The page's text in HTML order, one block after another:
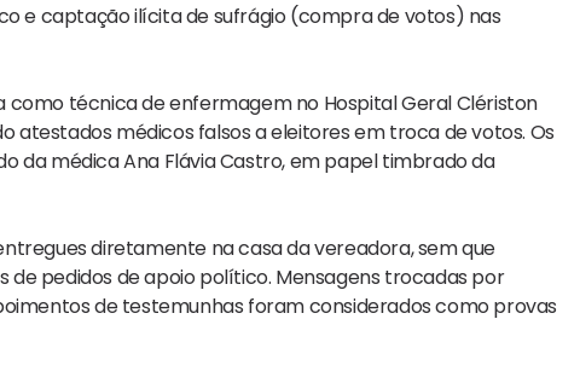
e captação ilícita de sufrágio (compra de votos) nas
técnica de enfermagem no Hospital Geral Clériston
atestados médicos falsos a eleitores em troca de votos. Os
da médica Ana Flávia Castro, em papel timbrado da
diretamente na casa da vereadora, sem que
pedidos de apoio político. Mensagens trocadas por
de testemunhas foram considerados como provas